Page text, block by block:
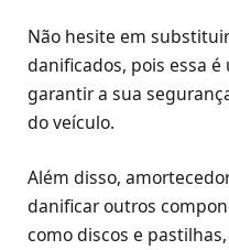
Não hesite em
danificados, pois essa
garantir a sua
do veículo.
Além disso,
danificar outros
como discos e